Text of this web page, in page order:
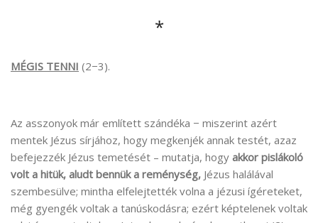
*
MÉGIS TENNI (2−3).
Az asszonyok már említett szándéka − miszerint azért
mentek Jézus sírjához, hogy megkenjék annak testét, azaz
befejezzék Jézus temetését – mutatja, hogy akkor pislákoló
volt a hitük, aludt bennük a reménység, Jézus halálával
szembesülve; mintha elfelejtették volna a jézusi ígéreteket,
még gyengék voltak a tanúskodásra; ezért képtelenek voltak